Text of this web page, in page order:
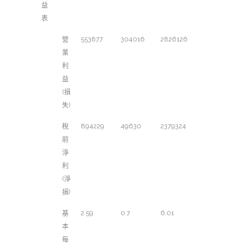
益
表
營
業
利
益
(損
失)
553877 304016 2826126
稅
前
淨
利
(淨
損)
894229 49630 2379324
基
本
每
2.59 0.7 6.01